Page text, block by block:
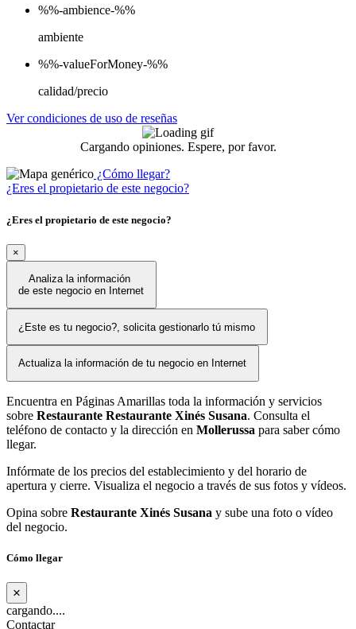
%%-ambience-%%
ambiente
%%-valueForMoney-%%
calidad/precio
Ver condiciones de uso de reseñas
Cargando opiniones. Espere, por favor.
¿Cómo llegar?
¿Eres el propietario de este negocio?
¿Eres el propietario de este negocio?
×
Analiza la información
de este negocio en Internet
¿Este es tu negocio?, solicita gestionarlo tú mismo
Actualiza la información de tu negocio en Internet
Encuentra en Páginas Amarillas toda la información y servicios
sobre Restaurante Restaurante Xinés Susana. Consulta el
teléfono de contacto y la dirección en Mollerussa para saber cómo
llegar.
Infórmate de los precios del establecimiento y del horario de
apertura y cierre. Visualiza el negocio a través de sus fotos y vídeos.
Opina sobre Restaurante Xinés Susana y sube una foto o vídeo
del negocio.
Cómo llegar
×
cargando....
Contactar